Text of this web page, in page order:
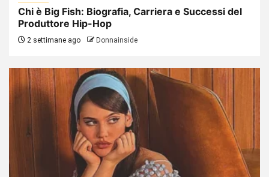
Chi è Big Fish: Biografia, Carriera e Successi del
Produttore Hip-Hop
2 settimane ago Donnainside